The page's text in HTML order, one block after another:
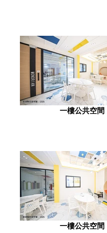
一樓公共空間
一樓公共空間